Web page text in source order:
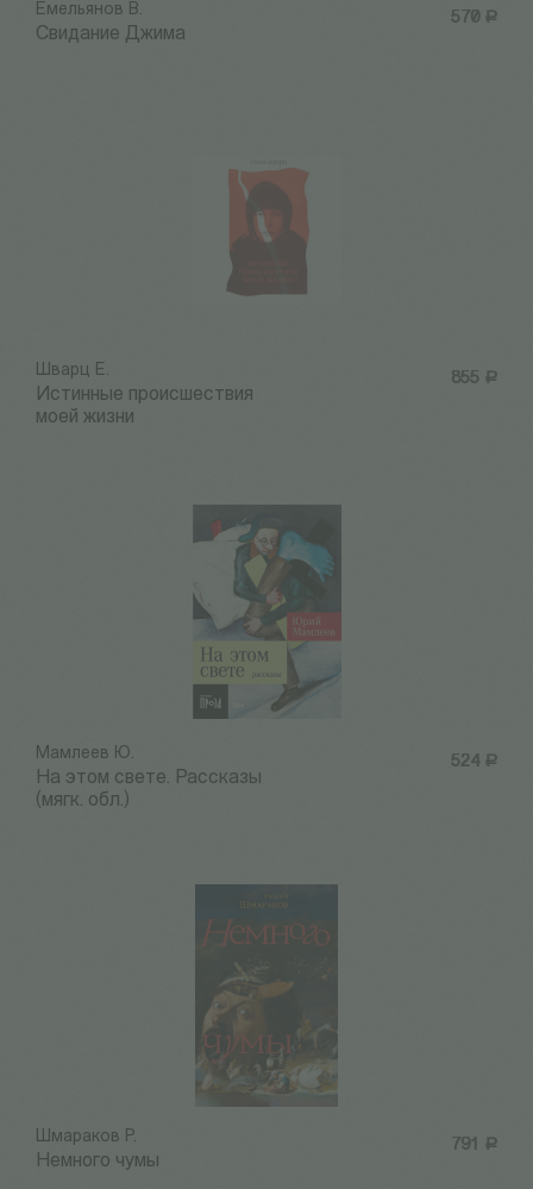
570 Р
Емельянов В.
Свидание Джима
855 Р
Шварц Е.
Истинные происшествия
моей жизни
524 Р
Мамлеев Ю.
На этом свете. Рассказы
(мягк. обл.)
791 Р
Шмараков Р.
Немного чумы